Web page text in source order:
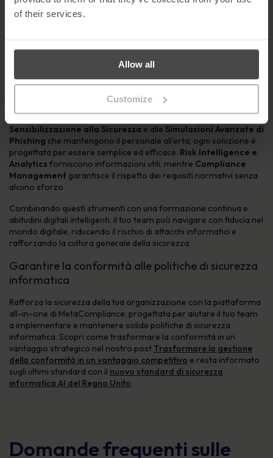
of their services.
Allow all
Customize
organizzazione.
Security Awareness automatizzata
Risk Intelligence & Analytics
Compliance Management
Piattaforma di Gestione del Rischio Umano
Sensibilizzazione alla Sicurezza e alle Simulazioni Avanzate di
Phishing che mantengono il personale all’erta, ogni soluzione è
progettata per essere semplice ed efficace. Risk Intelligence e
Analytics forniscono informazioni utili, mentre Compliance
Management garantisce il rispetto dei requisiti normativi senza
alcuno sforzo.
Combinando questi strumenti con una formazione continua e
abitudini digitali intelligenti, il tuo team può navigare con fiducia nel
mondo digitale, riducendo il rischio di attacchi informatici e
rafforzando la cultura generale della sicurezza.
Garantire la conformità alle politiche di sicurezza
informatica
Rafforza la sicurezza della tua organizzazione con la piattaforma
all-in-one di MetaCompliance, progettata per aiutare il tuo team
a implementare e mantenere solide politiche di sicurezza
informatica. Scopri come trasformare la conformità in un
vantaggio strategico nel nostro post Trasformare la gestione
della conformità in un vantaggio competitivo e resta informato
sugli ultimi standard con il nuovo standard di sicurezza
informatica AI del Regno Unito.
Domande frequenti sulle